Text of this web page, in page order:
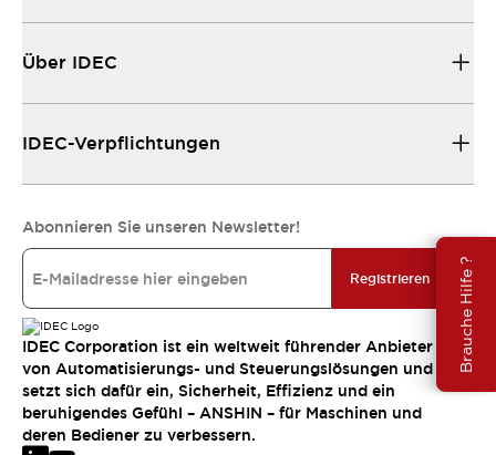
Brauche Hilfe ?
Über IDEC
IDEC-Verpflichtungen
Abonnieren Sie unseren Newsletter!
Registrieren
IDEC Corporation ist ein weltweit führender Anbieter
von Automatisierungs- und Steuerungslösungen und
setzt sich dafür ein, Sicherheit, Effizienz und ein
beruhigendes Gefühl – ANSHIN – für Maschinen und
deren Bediener zu verbessern.